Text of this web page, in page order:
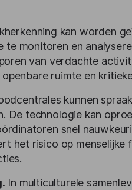
kan worden
monitoren en
van verdachte
ruimte en
kunnen
De technologie kan
snel
het risico op
In multiculturele